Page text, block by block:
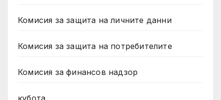
Комисия за защита на личните данни
Комисия за защита на потребителите
Комисия за финансов надзор